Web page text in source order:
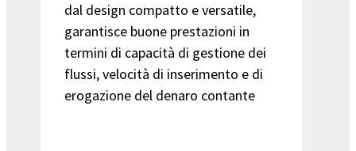
dal design compatto e versatile,
garantisce buone prestazioni in
termini di capacità di gestione dei
flussi, velocità di inserimento e di
erogazione del denaro contante